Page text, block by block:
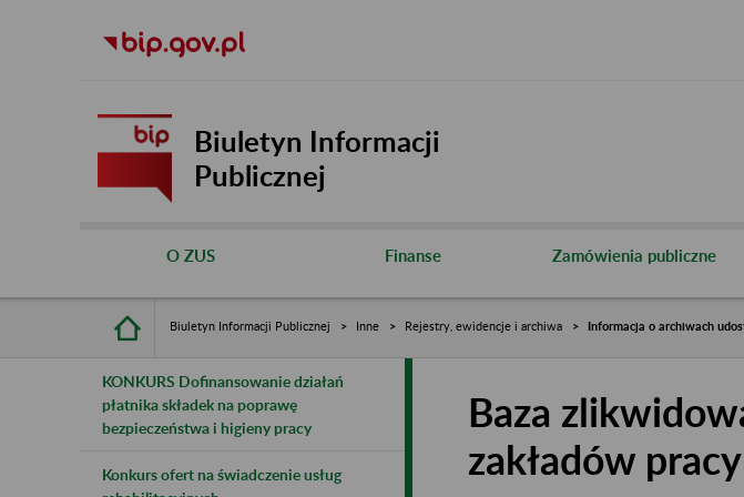
Biuletyn Informacji
Publicznej
O ZUS Finanse Zamówienia publiczne
Biuletyn Informacji Publicznej Inne Rejestry, ewidencje i archiwa Informacja o archiwach
KONKURS Dofinansowanie działań
płatnika składek na poprawę
bezpieczeństwa i higieny pracy
Konkurs ofert na świadczenie usług
Baza
zakładów pracy